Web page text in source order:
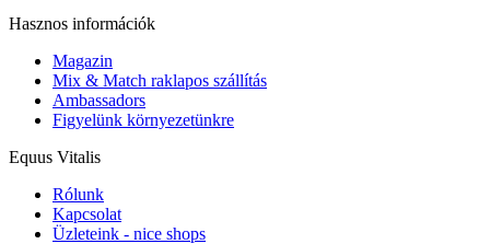
Hasznos információk
Magazin
Mix & Match raklapos szállítás
Ambassadors
Figyelünk környezetünkre
Equus Vitalis
Rólunk
Kapcsolat
Üzleteink - nice shops